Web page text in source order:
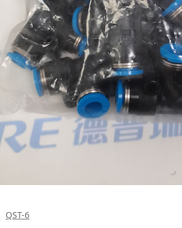
QST-6